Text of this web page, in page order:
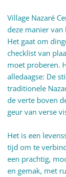
Village Nazaré
deze manier van
Het gaat om
checklist van
moet proberen.
alledaagse: De
traditionele
de verte boven
geur van verse
Het is een
tijd om te
een prachtig,
en gemak, met